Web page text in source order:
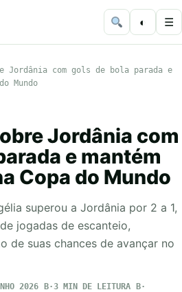
◐ ☰
com gols de bola parada e
Mundo
Jordânia com
e mantém
Copa do Mundo
superou a Jordânia por 2 a 1,
jogadas de escanteio,
de suas chances de avançar no
2026
3 MIN DE LEITURA